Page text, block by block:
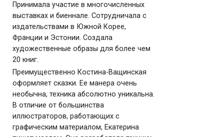
оформляет сказки. Ее манера очень
необычна, техника абсолютно уникальна.
В отличие от большинства
иллюстраторов, работающих с
графическим материалом, Екатерина
пишет маслом. Она разработала технику,
в основе которой лежит рельеф.
Современная цветная печать позволяет
перенести узоры и искусственные
кракелюры в графический рисунок.
Екатерина принимает участие в каждой
Братиславской биеннале, в выставках
стран Балтии и в Саудовской Аравии.